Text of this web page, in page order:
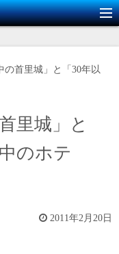
の首里城」と「30年以
里城」と
のホテ
2011年2月20日